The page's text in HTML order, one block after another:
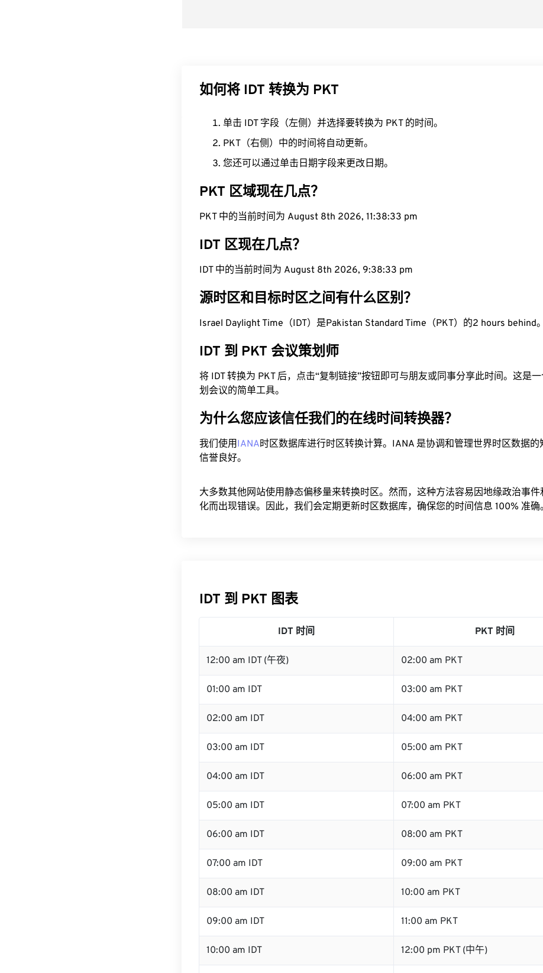
如何将 IDT 转换为 PKT
单击 IDT 字段（左侧）并选择要转换为 PKT 的时间。
PKT（右侧）中的时间将自动更新。
您还可以通过单击日期字段来更改日期。
PKT 区域现在几点？
PKT 中的当前时间为 August 8th 2026, 11:38:34 pm
IDT 区现在几点？
IDT 中的当前时间为 August 8th 2026, 9:38:34 pm
源时区和目标时区之间有什么区别？
Israel Daylight Time（IDT）是Pakistan Standard Time（PKT）的2 hours behind。
IDT 到 PKT 会议策划师
将 IDT 转换为 PKT 后，点击“复制链接”按钮即可与朋友或同事分享此时间。这是
划会议的简单工具。
为什么您应该信任我们的在线时间转换器？
我们使用IANA时区数据库进行时区转换计算。IANA 是协调和管理世界时区数据的
信誉良好。
大多数其他网站使用静态偏移量来转换时区。然而，这种方法容易因地缘政治事件
化而出现错误。因此，我们会定期更新时区数据库，确保您的时间信息 100% 准确。
IDT 到 PKT 图表
IDT 时间 PKT 时间
12:00 am IDT (午夜) 02:00 am PKT
01:00 am IDT 03:00 am PKT
02:00 am IDT 04:00 am PKT
03:00 am IDT 05:00 am PKT
04:00 am IDT 06:00 am PKT
05:00 am IDT 07:00 am PKT
06:00 am IDT 08:00 am PKT
07:00 am IDT 09:00 am PKT
08:00 am IDT 10:00 am PKT
09:00 am IDT 11:00 am PKT
10:00 am IDT 12:00 pm PKT (中午)